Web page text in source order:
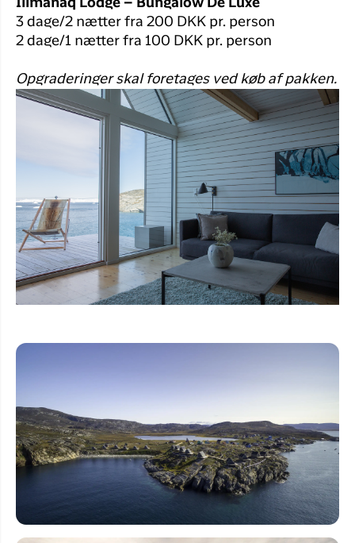
Ilimanaq Lodge – Bungalow De Luxe
3 dage/2 nætter fra 200 DKK pr. person
2 dage/1 nætter fra 100 DKK pr. person
Opgraderinger skal foretages ved køb af pakken.